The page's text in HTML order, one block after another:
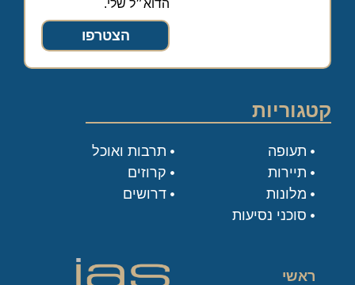
הדוא״ל שלי.
הצטרפו
קטגוריות
תעופה
תיירות
מלונות
סוכני נסיעות
תרבות ואוכל
קרוזים
דרושים
ראשי